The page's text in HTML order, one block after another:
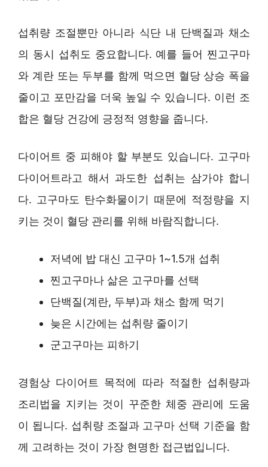
섭취량 조절뿐만 아니라 식단 내 단백질과 채소
의 동시 섭취도 중요합니다. 예를 들어 찐고구마
와 계란 또는 두부를 함께 먹으면 혈당 상승 폭을
줄이고 포만감을 더욱 높일 수 있습니다. 이런 조
합은 혈당 건강에 긍정적 영향을 줍니다.
다이어트 중 피해야 할 부분도 있습니다. 고구마
다이어트라고 해서 과도한 섭취는 삼가야 합니
다. 고구마도 탄수화물이기 때문에 적정량을 지
키는 것이 혈당 관리를 위해 바람직합니다.
저녁에 밥 대신 고구마 1~1.5개 섭취
찐고구마나 삶은 고구마를 선택
단백질(계란, 두부)과 채소 함께 먹기
늦은 시간에는 섭취량 줄이기
군고구마는 피하기
경험상 다이어트 목적에 따라 적절한 섭취량과
조리법을 지키는 것이 꾸준한 체중 관리에 도움
이 됩니다. 섭취량 조절과 고구마 선택 기준을 함
께 고려하는 것이 가장 현명한 접근법입니다.